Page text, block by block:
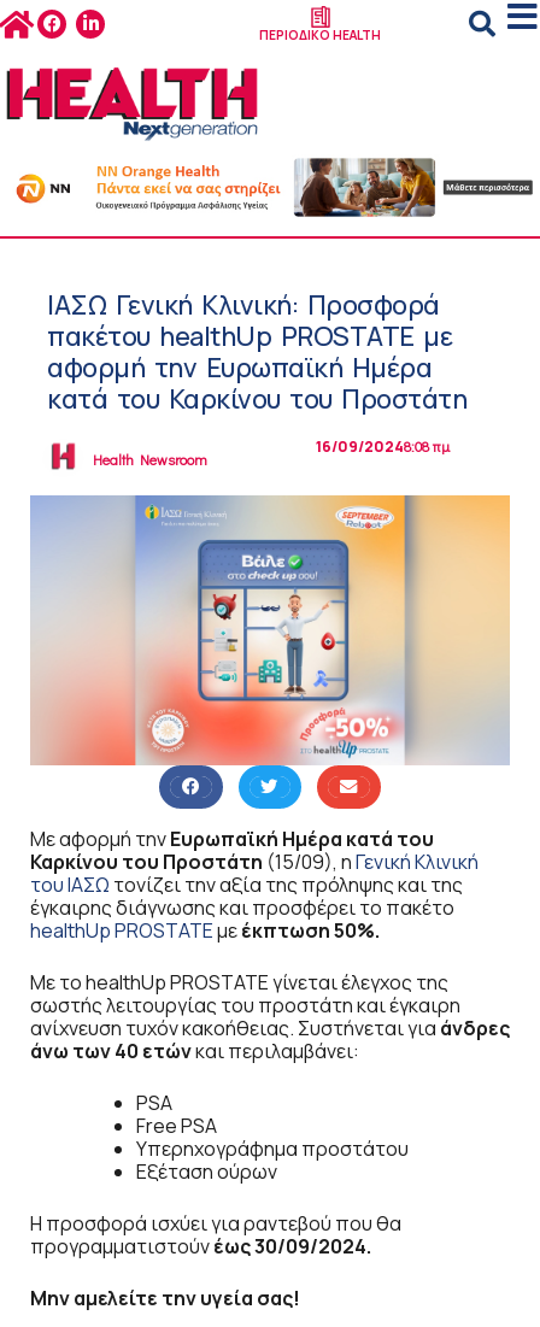
ΠΕΡΙΟΔΙΚΟ HEALTH
ΙΑΣΩ Γενική Κλινική: Προσφορά
πακέτου healthUp PROSTATE με
αφορμή την Ευρωπαϊκή Ημέρα
κατά του Καρκίνου του Προστάτη
Health Newsroom
16/09/20248:08 πμ
Με αφορμή τηνΕυρωπαϊκή Ημέρα κατά του
Καρκίνου του Προστάτη (15/09), ηΓενική Κλινική
του ΙΑΣΩ τονίζει την αξία της πρόληψης και της
έγκαιρης διάγνωσης και προσφέρει το πακέτο
healthUp PROSTATEμεέκπτωση 50%.
Με το healthUp PROSTATE γίνεται έλεγχος της
σωστής λειτουργίας του προστάτη και έγκαιρη
ανίχνευση τυχόν κακοήθειας. Συστήνεται για άνδρες
άνω των 40 ετώνκαι περιλαμβάνει:
PSA
Free PSA
Υπερηχογράφημα προστάτου
Εξέταση ούρων
Η προσφορά ισχύει για ραντεβού που θα
προγραμματιστούνέως 30/09/2024.
Μην αμελείτε την υγεία σας!